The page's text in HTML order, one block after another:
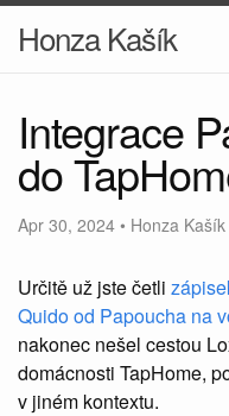
Honza Kašík
Integrace
do
Apr 30, 2024 • Honza Kašík
Určitě už jste četli
Quido od Papoucha na
nakonec nešel cestou
domácnosti TapHome,
v jiném kontextu.